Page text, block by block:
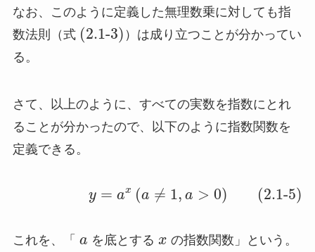
なお、このように定義した無理数乗に対しても指
数法則（式 (2.1-3) ）は成り立つことが分かってい
る。
さて、以上のように、すべての実数を指数にとれ
ることが分かったので、以下のように指数関数を
定義できる。
y = ax (a ≠ 1, a > 0) (2.1-5)
これを、「 a を底とするx の指数関数」という。